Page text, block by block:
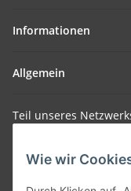
Wie wir
Informationen
Allgemein
Teil unseres
SmoliTec - Safety.